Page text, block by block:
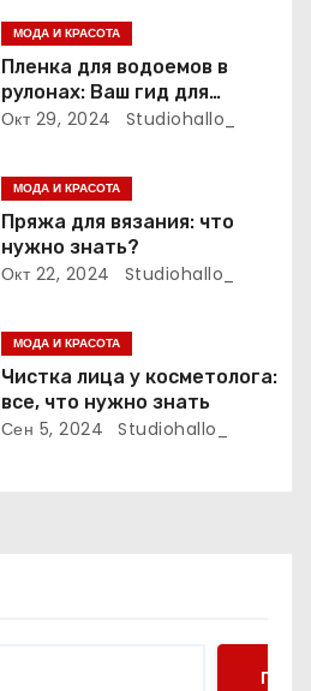
МОДА И КРАСОТА
Пленка для водоемов в
рулонах: Ваш гид для
выбора и применения
Окт 29, 2024 Studiohallo_
МОДА И КРАСОТА
Пряжа для вязания: что
нужно знать?
Окт 22, 2024 Studiohallo_
МОДА И КРАСОТА
Чистка лица у косметолога:
все, что нужно знать
Сен 5, 2024 Studiohallo_
Поиск